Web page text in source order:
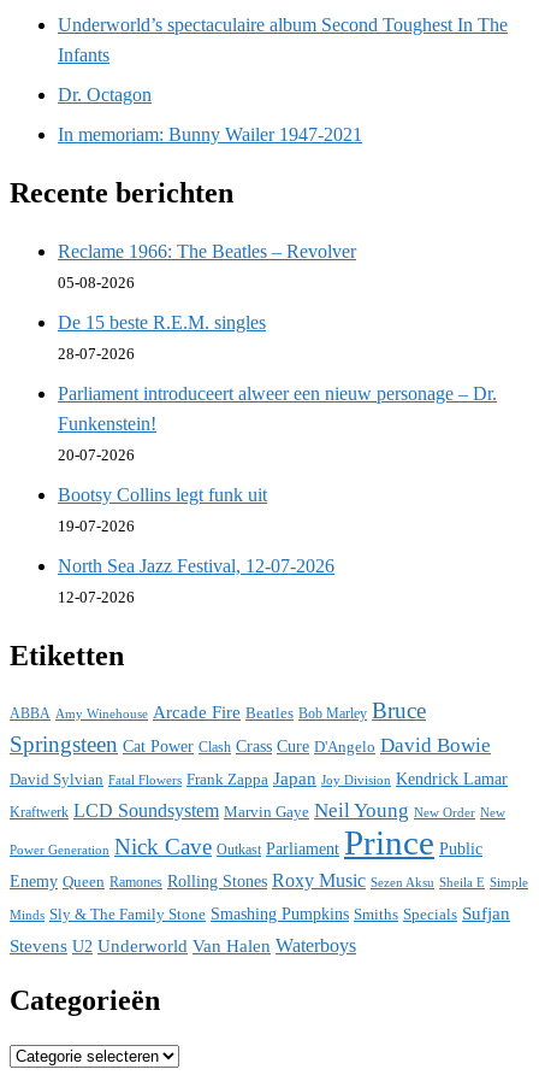
Underworld’s spectaculaire album Second Toughest In The
Infants
Dr. Octagon
In memoriam: Bunny Wailer 1947-2021
Recente berichten
Reclame 1966: The Beatles – Revolver
05-08-2026
De 15 beste R.E.M. singles
28-07-2026
Parliament introduceert alweer een nieuw personage – Dr.
Funkenstein!
20-07-2026
Bootsy Collins legt funk uit
19-07-2026
North Sea Jazz Festival, 12-07-2026
12-07-2026
Etiketten
ABBA Amy Winehouse Arcade Fire Beatles Bob Marley Bruce
Springsteen Cat Power Clash Crass Cure D'Angelo David Bowie
David Sylvian Fatal Flowers Frank Zappa Japan Joy Division Kendrick Lamar
Kraftwerk LCD Soundsystem Marvin Gaye Neil Young New Order New
Power Generation Nick Cave Outkast Parliament Prince Public
Enemy Queen Ramones Rolling Stones Roxy Music Sezen Aksu Sheila E Simple
Minds Sly & The Family Stone Smashing Pumpkins Smiths Specials Sufjan
Stevens U2 Underworld Van Halen Waterboys
Categorieën
Categorieën